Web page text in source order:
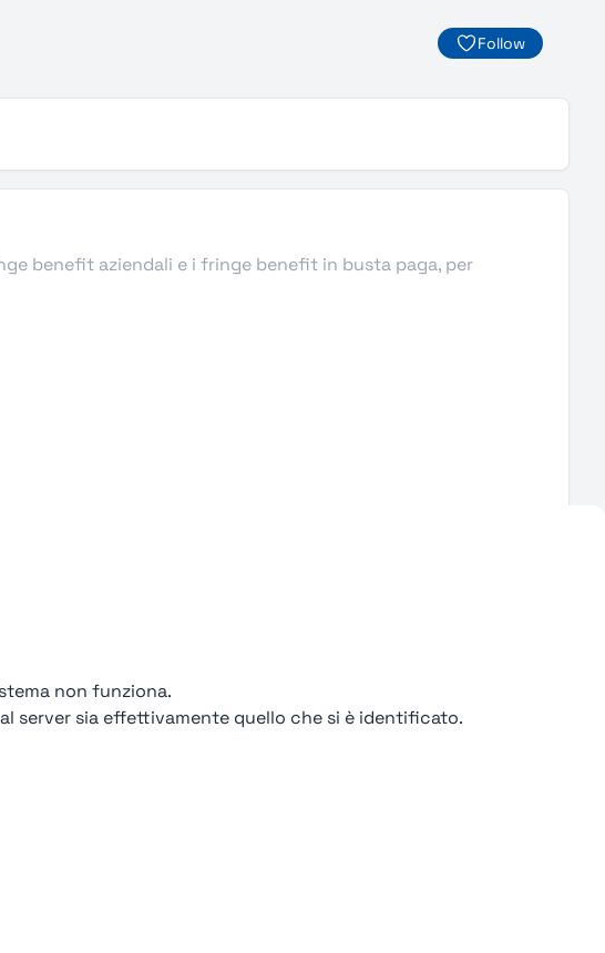
non funziona.
server sia effettivamente quello che si è identificato.
Follow
benefit aziendali e i fringe benefit in busta paga, per